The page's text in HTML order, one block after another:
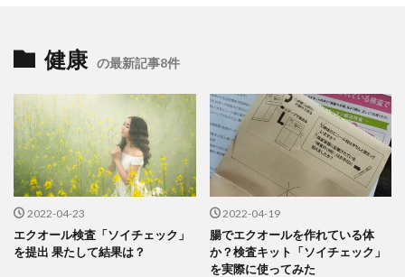
健康 の最新記事8件
2022-04-23
エクオール検査「ソイチェック」
を提出 果たして結果は？
2022-04-19
腸でエクオールを作れている体
か？検査キット「ソイチェック」
を実際に使ってみた